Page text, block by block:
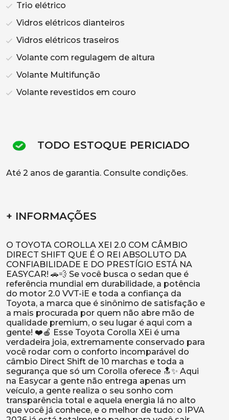
Trio elétrico
Vidros elétricos dianteiros
Vidros elétricos traseiros
Volante com regulagem de altura
Volante Multifunção
Volante revestidos em couro
TODO ESTOQUE PERICIADO
Até 2 anos de garantia. Consulte condições.
+ INFORMAÇÕES
O TOYOTA COROLLA XEI 2.0 COM CÂMBIO
DIRECT SHIFT QUE É O REI ABSOLUTO DA
CONFIABILIDADE E DO PRESTÍGIO ESTÁ NA
EASYCAR! 🚗💨 Se você busca o sedan que é
referência mundial em durabilidade, a potência
do motor 2.0 VVT-iE e toda a confiança da
Toyota, a marca que é sinônimo de satisfação e
a mais procurada por quem não abre mão de
qualidade premium, o seu lugar é aqui com a
gente! ❤️🍎 Esse Toyota Corolla XEi é uma
verdadeira joia, extremamente conservado para
você rodar com o conforto incomparável do
câmbio Direct Shift de 10 marchas e toda a
segurança que só um Corolla oferece 🔝✨ Aqui
na Easycar a gente não entrega apenas um
veículo, a gente realiza o seu sonho com
transparência total e aquela energia lá no alto
que você já conhece, e o melhor de tudo: o IPVA